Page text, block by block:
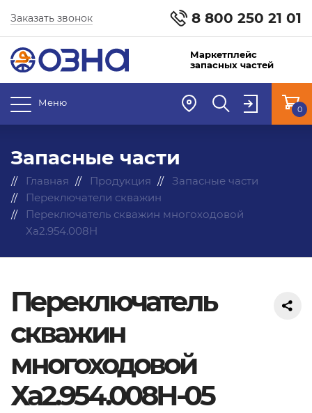
8 800 250 21 01
Заказать звонок
Маркетплейс
запасных частей
Меню
0
Запасные части
Главная Продукция
Запасные части
Переключатели скважин
Переключатель скважин многоходовой
Ха2.954.008Н
Переключатель
скважин
многоходовой
Ха2.954.008Н-05